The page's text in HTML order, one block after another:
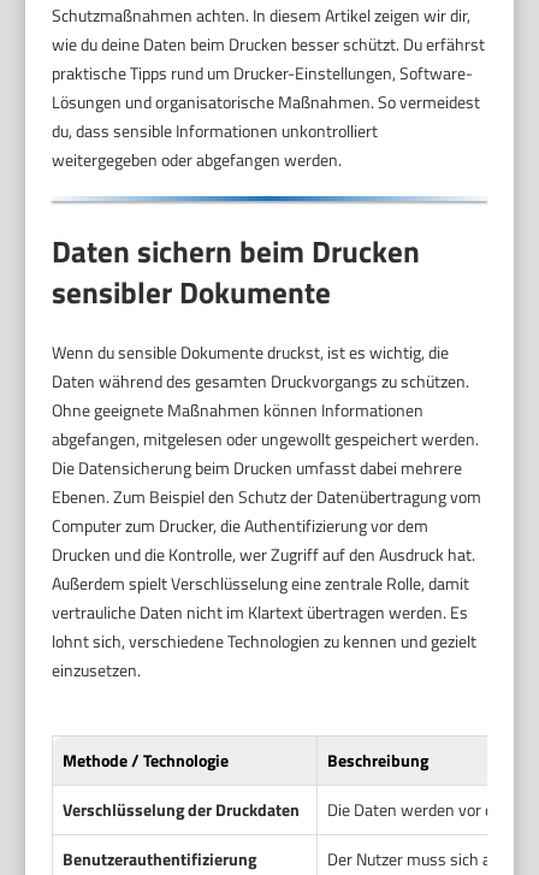
Schutzmaßnahmen achten. In diesem Artikel zeigen wir dir,
wie du deine Daten beim Drucken besser schützt. Du erfährst
praktische Tipps rund um Drucker-Einstellungen, Software-
Lösungen und organisatorische Maßnahmen. So vermeidest
du, dass sensible Informationen unkontrolliert
weitergegeben oder abgefangen werden.
Daten sichern beim Drucken
sensibler Dokumente
Wenn du sensible Dokumente druckst, ist es wichtig, die
Daten während des gesamten Druckvorgangs zu schützen.
Ohne geeignete Maßnahmen können Informationen
abgefangen, mitgelesen oder ungewollt gespeichert werden.
Die Datensicherung beim Drucken umfasst dabei mehrere
Ebenen. Zum Beispiel den Schutz der Datenübertragung vom
Computer zum Drucker, die Authentifizierung vor dem
Drucken und die Kontrolle, wer Zugriff auf den Ausdruck hat.
Außerdem spielt Verschlüsselung eine zentrale Rolle, damit
vertrauliche Daten nicht im Klartext übertragen werden. Es
lohnt sich, verschiedene Technologien zu kennen und gezielt
einzusetzen.
Methode / Technologie
Beschreibung
Verschlüsselung der Druckdaten
Die Daten werden vor dem
Benutzerauthentifizierung
Der Nutzer muss sich am